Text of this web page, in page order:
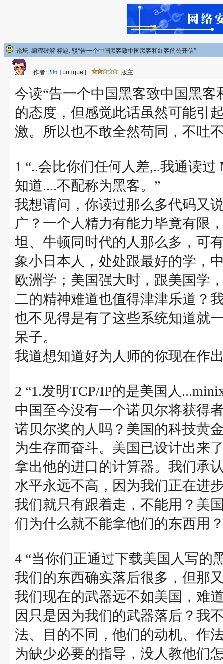
论坛: 编程破解 标题: 驳“告一个中国黑客致中国黑客和红客的公开信”
作者: 286 [unique] 版主
今读“告一个中国黑客致中国黑
的态度，但感觉此话虽然可能引
激。所以也不敢全然苟同，不吐
1 “..会比你们任何人差,..我通读
知道....不配称为黑客。”
我想请问，你读过那么多代码又
广？一个人精力有能力毕竟有限
坦、牛顿同时代的人那么多，可
象小日本人，处处跟最好的学，
欧洲学；美国强大时，跟美国学
二的精神难道也值得津津乐道？
也不见得是有了这些系统知道就
呆子。
我道想知道好为人师的你现在作
2 “1.发明TCP/IP的是美国人
中国至今没有一个诺贝尔将获得
诺贝尔奖的人吗？美国的科技黄
为生存而奋斗。美国已设计出来
拿出他的进口的计算器。我们承
水平永远不高，因为我们正在进
我们就只有跟着走，不能用？美
们为什么就不能拿他们的东西用
4 “当你们正通过下载美国人写的
我们的东西确实落后很多，但那
我们现在的武器远不如美国，难
因只是因为我们的武器落后？我
法、目的不同，他们的动机、作
为缺少必要的指导，没人教他们